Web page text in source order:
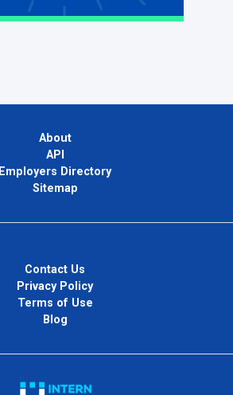
About
API
Employers Directory
Sitemap
Contact Us
Privacy Policy
Terms of Use
Blog